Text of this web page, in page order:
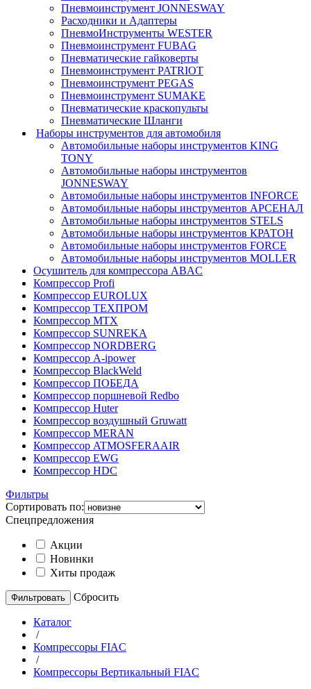
Пневмоинструмент JONNESWAY
Расходники и Адаптеры
ПневмоИнструменты WESTER
Пневмоинструмент FUBAG
Пневматические гайковерты
Пневмоинструмент PATRIOT
Пневмоинструмент PEGAS
Пневмоинструмент SUMAKE
Пневматические краскопульты
Пневматические Шланги
Наборы инструментов для автомобиля
Автомобильные наборы инструментов KING
TONY
Автомобильные наборы инструментов
JONNESWAY
Автомобильные наборы инструментов INFORCE
Автомобильные наборы инструментов АРСЕНАЛ
Автомобильные наборы инструментов STELS
Автомобильные наборы инструментов КРАТОН
Автомобильные наборы инструментов FORCE
Автомобильные наборы инструментов MOLLER
Осушитель для компрессора ABAC
Компрессор Profi
Компрессор EUROLUX
Компрессор ТЕХПРОМ
Компрессор MTX
Компрессор SUNREKA
Компрессор NORDBERG
Компрессор A-ipower
Компрессор BlackWeld
Компрессор ПОБЕДА
Компрессор поршневой Redbo
Компрессор Huter
Компрессор воздушный Gruwatt
Компрессор MERAN
Компрессор ATMOSFERAAIR
Компрессор EWG
Компрессор HDC
Фильтры
Сортировать по:
Спецпредложения
Акции
Новинки
Хиты продаж
Cбросить
Каталог
/
Компрессоры FIAC
/
Компрессоры Вертикальный FIAC